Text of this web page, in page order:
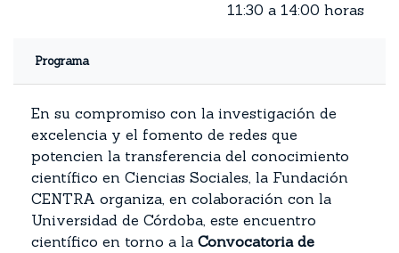
11:30 a 14:00 horas
Programa
En su compromiso con la investigación de
excelencia y el fomento de redes que
potencien la transferencia del conocimiento
científico en Ciencias Sociales, la Fundación
CENTRA organiza, en colaboración con la
Universidad de Córdoba, este encuentro
científico en torno a la Convocatoria de